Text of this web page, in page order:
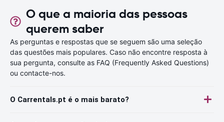
O que a maioria das pessoas
querem saber
As perguntas e respostas que se seguem são uma seleção
das questões mais populares. Caso não encontre resposta à
sua pergunta, consulte as FAQ (Frequently Asked Questions)
ou contacte-nos.
O Carrentals.pt é o mais barato?